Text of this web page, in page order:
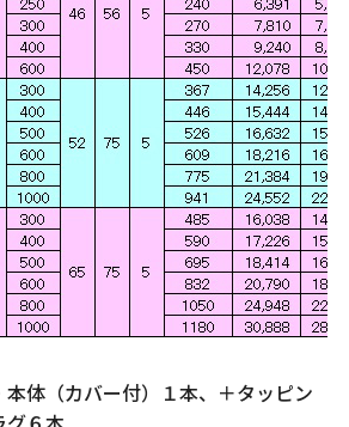
体（カバー付）１本、＋タッピン